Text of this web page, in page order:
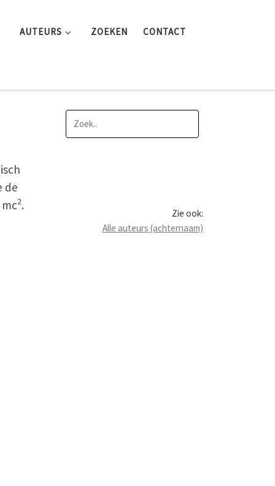
AUTEURS ZOEKEN CONTACT
de
2.
Zie ook:
Alle auteurs (achternaam)